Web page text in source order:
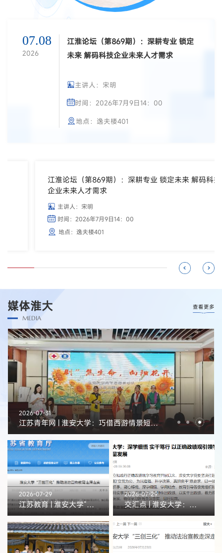
07.08
2026
江淮论坛（第869期）：深耕专业 锁定
未来 解码科技企业未来人才需求
主讲人：宋明
时间：2026年7月9日14：00
地点：逸夫楼401
江淮论坛（第869期）：深耕专业 锁定未来 解码科技
企业未来人才需求
主讲人：宋明
时间：2026年7月9日14：00
地点：逸夫楼401
媒体淮大
MEDIA
查看更多
2026-07-31
江苏青年网 | 淮安大学：巧借西游情景短剧，护航孩童生命成长
2026-07-29
江苏教育 | 淮安大学“三创三化”推动法治宣传教育走深走实
2026-07-29
交汇点 | 淮安大学：深学细悟 实干笃行 以正确政绩观引领学校高质量发展